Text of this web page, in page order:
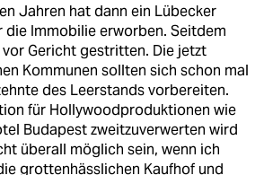
Jahren hat dann ein Lübecker
die Immobilie erworben. Seitdem
Gericht gestritten. Die jetzt
Kommunen sollten sich schon mal
des Leerstands vorbereiten.
für Hollywoodproduktionen wie
Budapest zweitzuverwerten wird
überall möglich sein, wenn ich
grottenhässlichen Kaufhof und